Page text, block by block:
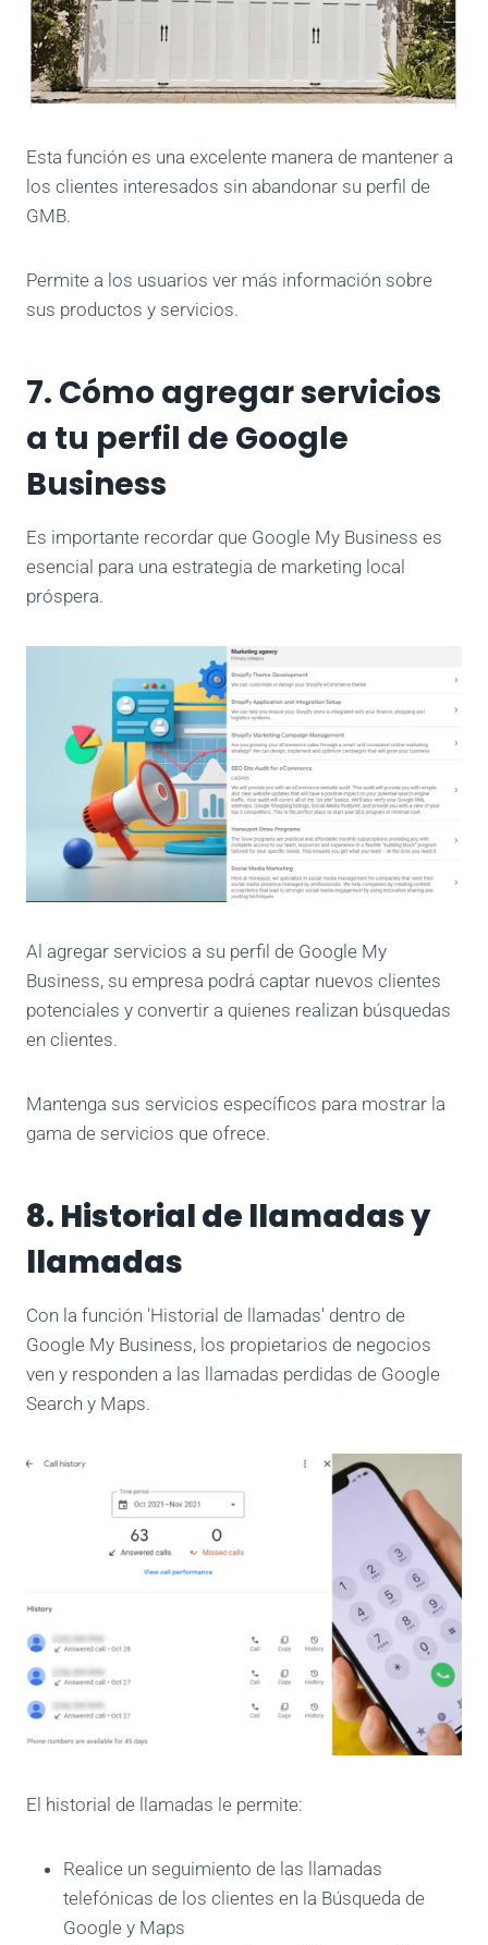
Esta función es una excelente manera de mantener a
los clientes interesados sin abandonar su perfil de
GMB.
Permite a los usuarios ver más información sobre
sus productos y servicios.
7. Cómo agregar servicios
a tu perfil de Google
Business
Es importante recordar que Google My Business es
esencial para una estrategia de marketing local
próspera.
Al agregar servicios a su perfil de Google My
Business, su empresa podrá captar nuevos clientes
potenciales y convertir a quienes realizan búsquedas
en clientes.
Mantenga sus servicios específicos para mostrar la
gama de servicios que ofrece.
8. Historial de llamadas y
llamadas
Con la función 'Historial de llamadas' dentro de
Google My Business, los propietarios de negocios
ven y responden a las llamadas perdidas de Google
Search y Maps.
El historial de llamadas le permite:
Realice un seguimiento de las llamadas
telefónicas de los clientes en la Búsqueda de
Google y Maps